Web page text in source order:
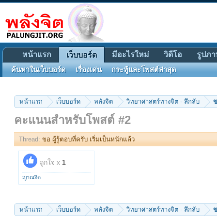
หน้าแรก เว็บบอร์ด พลังจิต วิทยาศาสตร์ทางจิต - ลึกลับ
คะแนนสำหรับโพสต์ #2
Thread: ขอ ผู้รู้ตอบที่ครับ เริ่มเป็นหนักแล้ว
ถูกใจ x 1
ญาณจิต
หน้าแรก เว็บบอร์ด พลังจิต วิทยาศาสตร์ทางจิต - ลึกลับ
หน้าแรก เว็บบอร์ด
ค้นหาในเว็บบอร์ด เรื่องเด่น กระทู้และโพสต์ล่าสุด
มีอะไรใหม่ วิดีโอ รูปภ